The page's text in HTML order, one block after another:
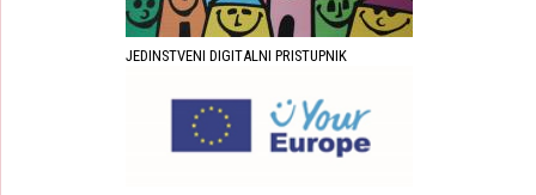
JEDINSTVENI DIGITALNI PRISTUPNIK